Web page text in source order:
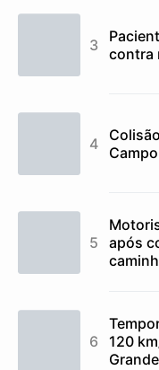
contra
após
120